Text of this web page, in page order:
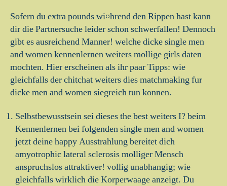
Sofern du extra pounds wi¤hrend den Rippen hast kann
dir die Partnersuche leider schon schwerfallen! Dennoch
gibt es ausreichend Manner! welche dicke single men
and women kennenlernen weiters mollige girls daten
mochten. Hier erscheinen als ihr paar Tipps: wie
gleichfalls der chitchat weiters dies matchmaking fur
dicke men and women siegreich tun konnen.
Selbstbewusstsein sei dieses the best weiters I? beim
Kennenlernen bei folgenden single men and women
jetzt deine happy Ausstrahlung bereitet dich
amyotrophic lateral sclerosis molliger Mensch
anspruchslos attraktiver! vollig unabhangig; wie
gleichfalls wirklich die Korperwaage anzeigt. Du